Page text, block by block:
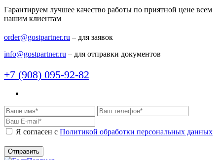
Гарантируем лучшее качество работы по приятной цене всем
нашим клиентам
order@gostpartner.ru – для заявок
info@gostpartner.ru – для отправки документов
+7 (908) 095-92-82
Я согласен c Политикой обработки персональных данных